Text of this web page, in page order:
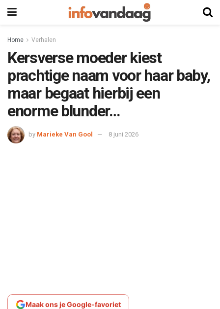
Home Verhalen
Kersverse moeder kiest
prachtige naam voor haar baby,
maar begaat hierbij een
enorme blunder…
by Marieke Van Gool 8 juni 2026
Maak ons je Google-favoriet